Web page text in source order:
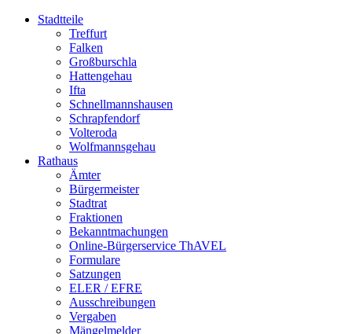
Stadtteile
Treffurt
Falken
Großburschla
Hattengehau
Ifta
Schnellmannshausen
Schrapfendorf
Volteroda
Wolfmannsgehau
Rathaus
Ämter
Bürgermeister
Stadtrat
Fraktionen
Bekanntmachungen
Online-Bürgerservice ThAVEL
Formulare
Satzungen
ELER / EFRE
Ausschreibungen
Vergaben
Mängelmelder